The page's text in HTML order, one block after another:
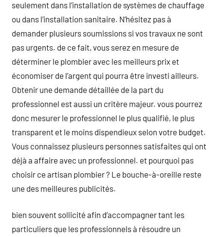
seulement dans l’installation de systèmes de chauffage
ou dans l’installation sanitaire. N’hésitez pas à
demander plusieurs soumissions si vos travaux ne sont
pas urgents. de ce fait, vous serez en mesure de
déterminer le plombier avec les meilleurs prix et
économiser de l’argent qui pourra être investi ailleurs.
Obtenir une demande détaillée de la part du
professionnel est aussi un critère majeur. vous pourrez
donc mesurer le professionnel le plus qualifié, le plus
transparent et le moins dispendieux selon votre budget.
Vous connaissez plusieurs personnes satisfaites qui ont
déjà a affaire avec un professionnel. et pourquoi pas
choisir ce artisan plombier ? Le bouche-à-oreille reste
une des meilleures publicités.
bien souvent sollicité afin d’accompagner tant les
particuliers que les professionnels à résoudre un